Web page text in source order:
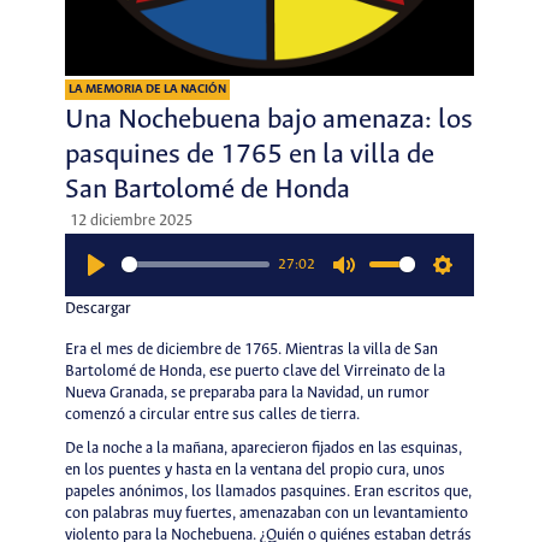
LA MEMORIA DE LA NACIÓN
Una Nochebuena bajo amenaza: los
pasquines de 1765 en la villa de
San Bartolomé de Honda
12 diciembre 2025
27:02
Descargar
Era el mes de diciembre de 1765. Mientras la villa de San
Bartolomé de Honda, ese puerto clave del Virreinato de la
Nueva Granada, se preparaba para la Navidad, un rumor
comenzó a circular entre sus calles de tierra.
De la noche a la mañana, aparecieron fijados en las esquinas,
en los puentes y hasta en la ventana del propio cura, unos
papeles anónimos, los llamados pasquines. Eran escritos que,
con palabras muy fuertes, amenazaban con un levantamiento
violento para la Nochebuena. ¿Quién o quiénes estaban detrás